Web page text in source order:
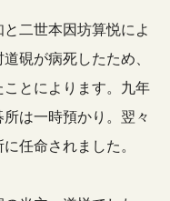
二世本因坊算悦によ
硯が病死したため、
とによります。九年
は一時預かり。翌々
任命されました。